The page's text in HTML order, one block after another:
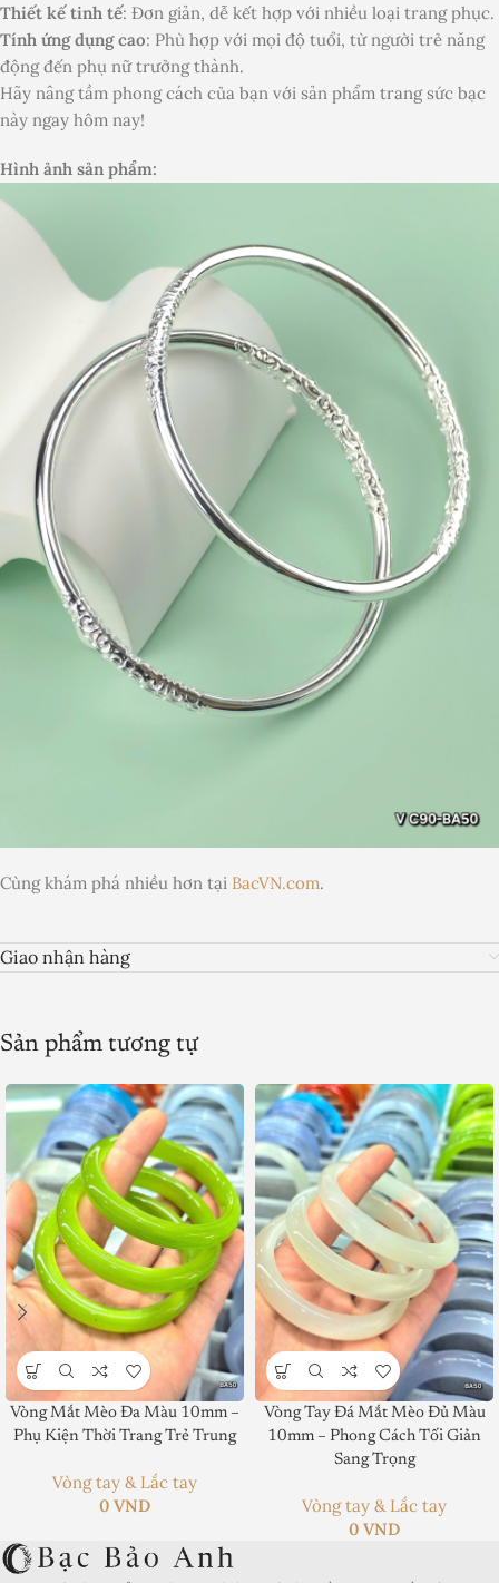
Thiết kế tinh tế: Đơn giản, dễ kết hợp với nhiều loại trang phục.
Tính ứng dụng cao: Phù hợp với mọi độ tuổi, từ người trẻ năng
động đến phụ nữ trưởng thành.
Hãy nâng tầm phong cách của bạn với sản phẩm trang sức bạc
này ngay hôm nay!
Hình ảnh sản phẩm:
Cùng khám phá nhiều hơn tại BacVN.com.
Product SKU:
Product Brand:
Product Currency:
Giao nhận hàng
Sản phẩm tương tự
Vòng Mắt Mèo Đa Màu 10mm –
Phụ Kiện Thời Trang Trẻ Trung
Vòng tay & Lắc tay
0 VND
Vòng Tay Đá Mắt Mèo Đủ Màu
10mm – Phong Cách Tối Giản
Sang Trọng
Vòng tay & Lắc tay
0 VND